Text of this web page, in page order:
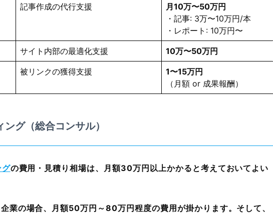
記事作成の代行支援
月10万〜50万円
・記事: 3万〜10万円/本
・レポート: 10万円〜
サイト内部の最適化支援 10万〜50万円
被リンクの獲得支援
1〜15万円
（月額 or 成果報酬）
グ（総合コンサル）
グの費用・見積り相場は、月額30万円以上かかると考えておいてよい
業の場合、月額50万円～80万円程度の費用が掛かります。そして、